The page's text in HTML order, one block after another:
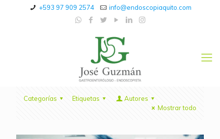
+593 97 909 2574 info@endoscopiaquito.com
Categorías Etiquetas
Autores
Mostrar todo